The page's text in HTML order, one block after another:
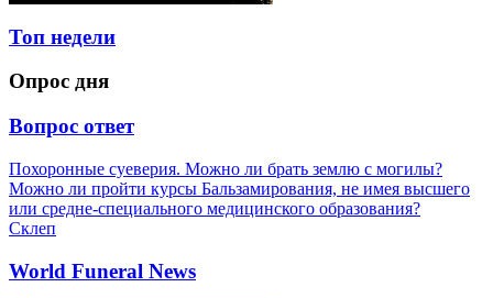
Топ недели
Опрос дня
Вопрос ответ
Похоронные суеверия. Можно ли брать землю с могилы?
Можно ли пройти курсы Бальзамирования, не имея высшего
или средне-специального медицинского образования?
Склеп
World Funeral News